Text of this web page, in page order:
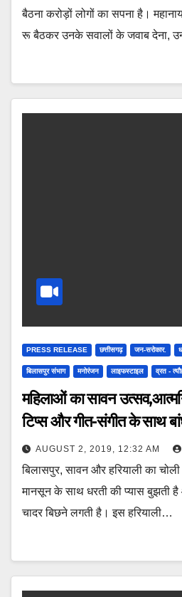
बैठना करोड़ों लोगों का सपना है।
रू बैठकर उनके सवालों के जवाब देना,
PRESS RELEASE छत्तीसगढ़ जन-सरोकार.
बिलासपुर संभाग मनोरंजन लाइफस्टाइल व्रत -
महिलाओं का सावन
टिप्स और गीत-संगीत के साथ
AUGUST 2, 2019, 12:32 AM
बिलासपुर, सावन और हरियाली का
मानसून के साथ धरती की प्यास बुझती है
चादर बिछने लगती है। इस हरियाली…